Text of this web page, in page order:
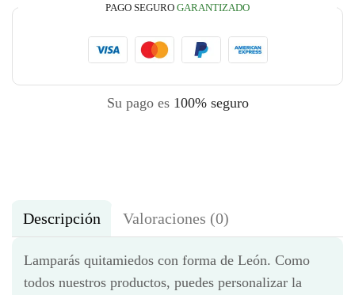
PAGO SEGURO GARANTIZADO
Su pago es 100% seguro
Descripción Valoraciones (0)
Lamparás quitamiedos con forma de León. Como
todos nuestros productos, puedes personalizar la